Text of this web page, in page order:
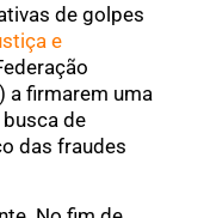
de golpes
e
a firmarem uma
de
das fraudes